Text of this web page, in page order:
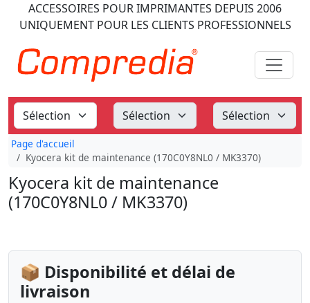
ACCESSOIRES POUR IMPRIMANTES DEPUIS 2006
UNIQUEMENT POUR LES CLIENTS PROFESSIONNELS
Page d'accueil
Kyocera kit de maintenance (170C0Y8NL0 / MK3370)
Kyocera kit de maintenance
(170C0Y8NL0 / MK3370)
📦 Disponibilité et délai de
livraison